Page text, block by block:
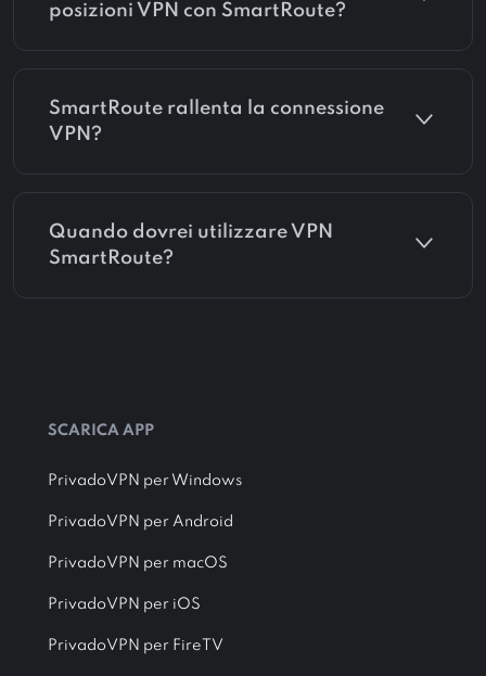
posizioni VPN con SmartRoute?
SmartRoute rallenta la connessione
VPN?
Quando dovrei utilizzare VPN
SmartRoute?
SCARICA APP
PrivadoVPN per Windows
PrivadoVPN per Android
PrivadoVPN per macOS
PrivadoVPN per iOS
PrivadoVPN per FireTV